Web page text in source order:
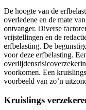
De hoogte van de
overledene en de mate
ontvanger. Diverse
vrijstellingen en de
erfbelasting. De
voor deze erfbelasting.
voorkomen. Een
voorbeeld van zo’n
Kruislings